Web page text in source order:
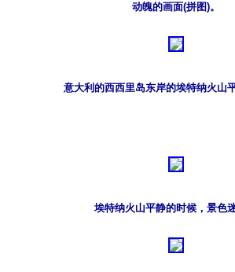
动魄的画面(拼图)。
意大利的西西里岛东岸的埃特纳火山
埃特纳火山平静的时候，景色迷